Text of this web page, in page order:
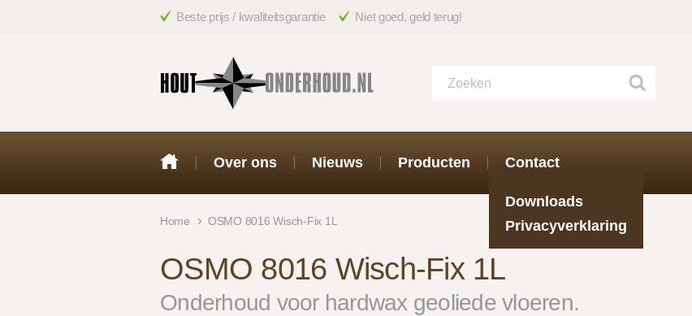
OSMO 8016 Wisch-Fix 1L
Onderhoud voor hardwax geoliede vloeren.
Over ons Nieuws Producten Contact
Downloads
Privacyverklaring
Home OSMO 8016 Wisch-Fix 1L
Beste prijs / kwaliteitsgarantie Niet goed, geld terug!